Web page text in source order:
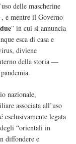
delle mascherine
e mentre il Governo
” in cui si annuncia
esca di casa e
diviene
della storia —
nazionale,
associata all’uso
esclusivamente legata
“orientali in
diffondere e